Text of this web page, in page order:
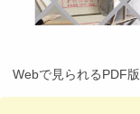
Webで見られるPDF